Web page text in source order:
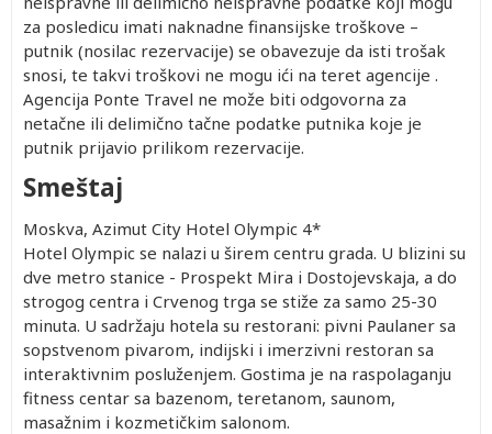
za posledicu imati naknadne finansijske troškove –
putnik (nosilac rezervacije) se obavezuje da isti trošak
snosi, te takvi troškovi ne mogu ići na teret agencije .
Agencija Ponte Travel ne može biti odgovorna za
netačne ili delimično tačne podatke putnika koje je
putnik prijavio prilikom rezervacije.
Smeštaj
Moskva, Azimut City Hotel Olympic 4*
Hotel Olympic se nalazi u širem centru grada. U blizini su
dve metro stanice - Prospekt Mira i Dostojevskaja, a do
strogog centra i Crvenog trga se stiže za samo 25-30
minuta. U sadržaju hotela su restorani: pivni Paulaner sa
sopstvenom pivarom, indijski i imerzivni restoran sa
interaktivnim posluženjem. Gostima je na raspolaganju
fitness centar sa bazenom, teretanom, saunom,
masažnim i kozmetičkim salonom.